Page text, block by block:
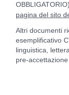
pagina del sito
Altri documenti
esemplificativo
linguistica,
pre-